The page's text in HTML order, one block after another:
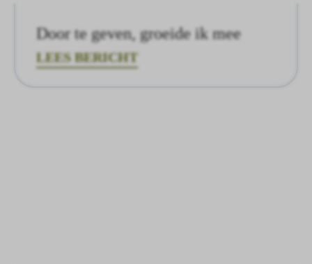
Door te geven, groeide ik mee
LEES BERICHT